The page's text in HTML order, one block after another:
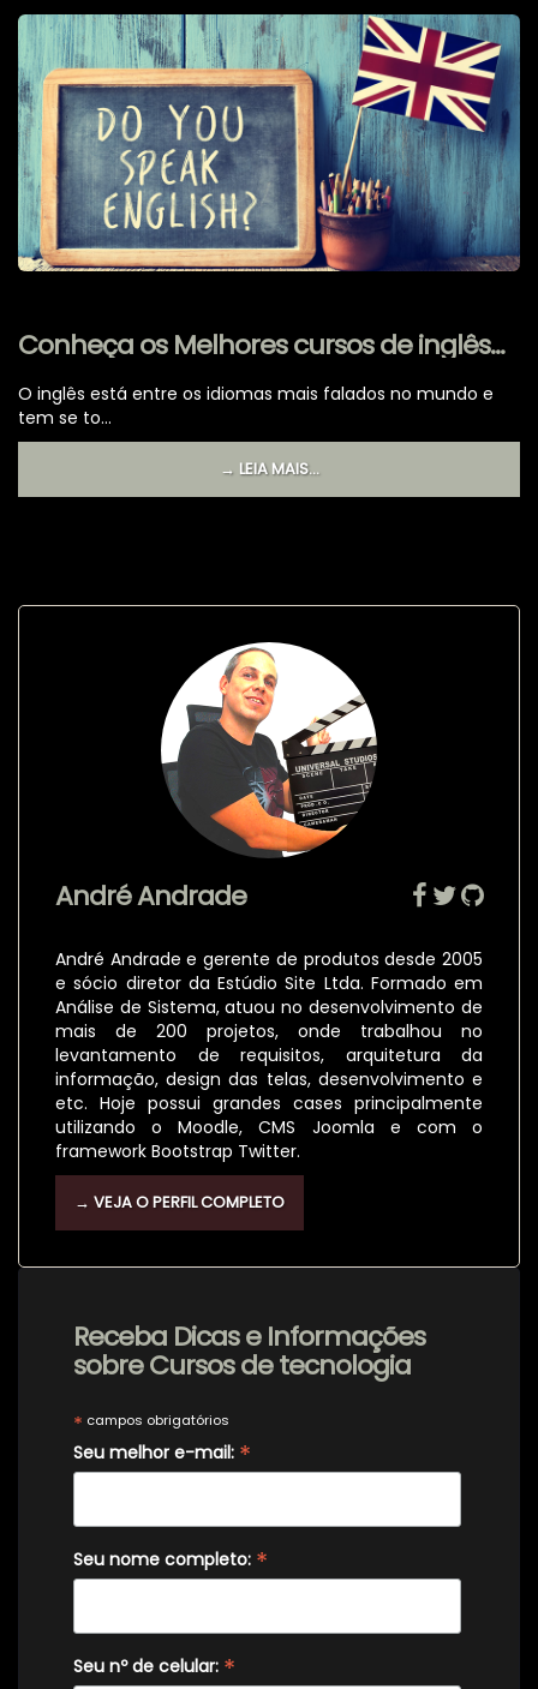
Conheça os Melhores cursos de inglês
O inglês está entre os idiomas mais falados no mundo e
tem se to...
→ LEIA MAIS...
André Andrade
André Andrade e gerente de produtos desde 2005
e sócio diretor da Estúdio Site Ltda. Formado em
Análise de Sistema, atuou no desenvolvimento de
mais de 200 projetos, onde trabalhou no
levantamento de requisitos, arquitetura da
informação, design das telas, desenvolvimento e
etc. Hoje possui grandes cases principalmente
utilizando o Moodle, CMS Joomla e com o
framework Bootstrap Twitter.
→ VEJA O PERFIL COMPLETO
Receba Dicas e Informações
sobre Cursos de tecnologia
* campos obrigatórios
Seu melhor e-mail: *
Seu nome completo: *
Seu nº de celular: *